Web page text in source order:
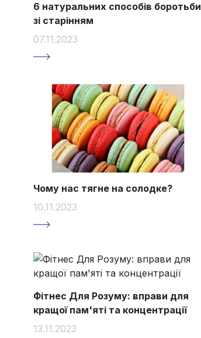
6 натуральних способів боротьби
зі старінням
07.11.2023
Чому нас тягне на солодке?
10.11.2023
Фітнес Для Розуму: вправи для
кращої пам'яті та концентрації
13.11.2023